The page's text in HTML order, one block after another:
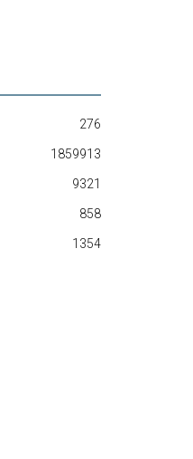
276
1859913
9321
858
1354